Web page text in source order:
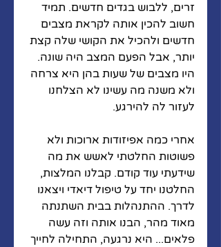
זרים, ללבוש בגדים חדשים. תמיד
חשוב להכין אותה לקראת מצבים
חדשים ולהכיל את הקושי שלה קצת
יותר, אבל הפעם המצב היה שונה.
היו מצבים של שעות בהן היא צרחה
ולא משנה מה עשינו לא הצלחנו
לעזור לה להירגע.
אחרי כמה אפיזודות ארוכות ולא
פשוטות החלטתי לאשש את מה
שידעתי עוד קודם. קבלנו המלצות,
החלטנו יחד על טיפול דיאדי ויצאנו
לדרך. ההתנהלות בבית השתנתה
מאוד מהר, הבנו אותה וזה עשה
פלאים... היא נרגעה, התחילה לחייך